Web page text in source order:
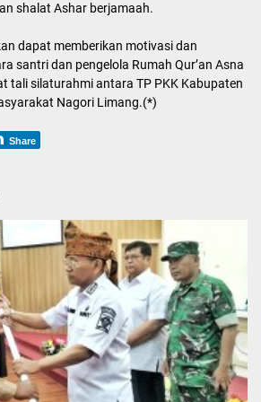
shalat Ashar berjamaah.
dapat memberikan motivasi dan
santri dan pengelola Rumah Qur’an Asna
tali silaturahmi antara TP PKK Kabupaten
Nagori Limang.(*)
Share